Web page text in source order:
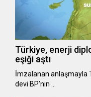
Türkiye, enerji
eşiği aştı
İmzalanan anlaşmayla
devi BP’nin …